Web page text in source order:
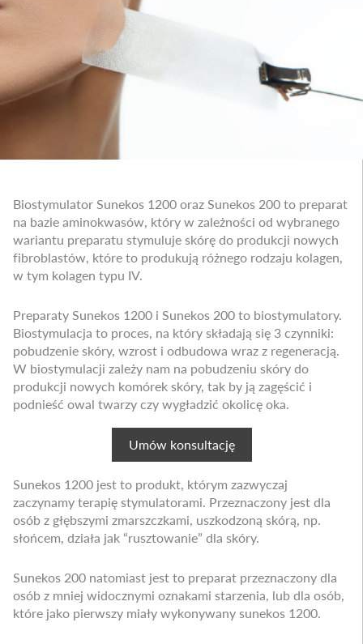
Biostymulator Sunekos 1200 oraz Sunekos 200 to preparat
na bazie aminokwasów, który w zależności od wybranego
wariantu preparatu stymuluje skórę do produkcji nowych
fibroblastów, które to produkują różnego rodzaju kolagen,
w tym kolagen typu IV.
Preparaty Sunekos 1200 i Sunekos 200 to biostymulatory.
Biostymulacja to proces, na który składają się 3 czynniki:
pobudzenie skóry, wzrost i odbudowa wraz z regeneracją.
W biostymulacji zależy nam na pobudzeniu skóry do
produkcji nowych komórek skóry, tak by ją zagęścić i
podnieść owal twarzy czy wygładzić okolicę oka.
Umów konsultację
Sunekos 1200 jest to produkt, którym zazwyczaj
zaczynamy terapię stymulatorami. Przeznaczony jest dla
osób z głębszymi zmarszczkami, uszkodzoną skórą, np.
słońcem, działa jak “rusztowanie” dla skóry.
Sunekos 200 natomiast jest to preparat przeznaczony dla
osób z mniej widocznymi oznakami starzenia, lub dla osób,
które jako pierwszy miały wykonywany sunekos 1200.